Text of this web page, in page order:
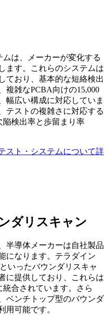
ムは、メーカーが変化する
ます。これらのシステムは
ており、基本的な短絡検出
複雑なPCBA向けの15,000
幅広い構成に対応していま
テストの複雑さに対応する
陥検出率と歩留まり率
スト・システムについて詳
ダリスキャン
半導体メーカーは自社製品
になります。テラダイン
いったバウンダリスキャ
に提供しており、これらは
統合されています。さら
ベンチトップ型のバウンダ
用可能です。